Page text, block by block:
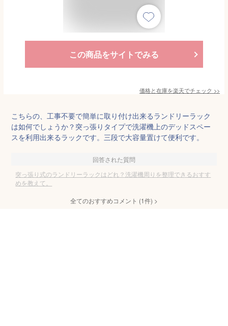
この商品をサイトでみる
価格と在庫を楽天でチェック >>
こちらの、工事不要で簡単に取り付け出来るランドリーラック
は如何でしょうか？突っ張りタイプで洗濯機上のデッドスペー
スを利用出来るラックです。三段で大容量置けて便利です。
回答された質問
突っ張り式のランドリーラックはどれ？洗濯機周りを整理できるおすす
めを教えて。
全てのおすすめコメント (1件) >